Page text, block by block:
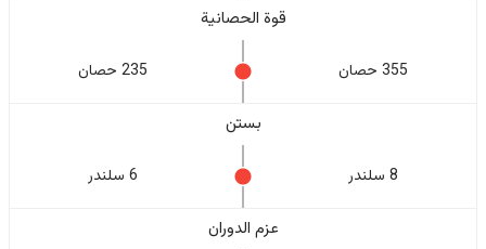
قوة الحصانية
355 حصان 235 حصان
بستن
8 سلندر 6 سلندر
عزم الدوران